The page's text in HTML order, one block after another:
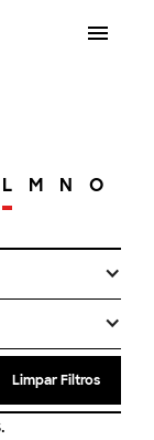
L M N O
Limpar Filtros